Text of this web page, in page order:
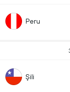
Peru
Şili